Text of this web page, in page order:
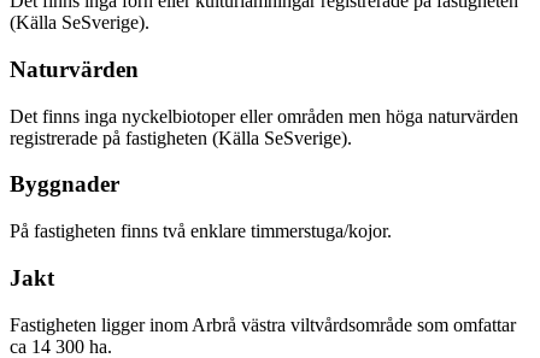
(Källa SeSverige).
Naturvärden
Det finns inga nyckelbiotoper eller områden men höga naturvärden
registrerade på fastigheten (Källa SeSverige).
Byggnader
På fastigheten finns två enklare timmerstuga/kojor.
Jakt
Fastigheten ligger inom Arbrå västra viltvårdsområde som omfattar
ca 14 300 ha.